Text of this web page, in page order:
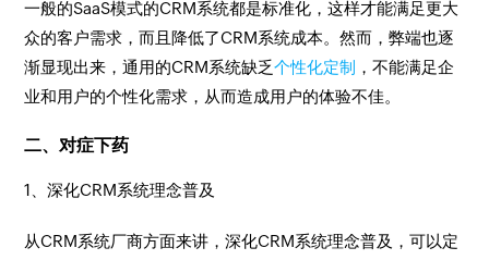
一般的SaaS模式的CRM系统都是标准化，这样才能满足更大
众的客户需求，而且降低了CRM系统成本。然而，弊端也逐
渐显现出来，通用的CRM系统缺乏个性化定制 ，不能满足企
业和用户的个性化需求，从而造成用户的体验不佳。
二、对症下药
1、深化CRM系统理念普及
从CRM系统厂商方面来讲，深化CRM系统理念普及，可以定